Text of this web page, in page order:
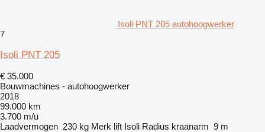
Isoli PNT 205 autohoogwerker
7
Isoli PNT 205
€ 35.000
Bouwmachines - autohoogwerker
2018
99.000 km
3.700 m/u
Laadvermogen 230 kg Merk lift Isoli Radius kraanarm 9 m